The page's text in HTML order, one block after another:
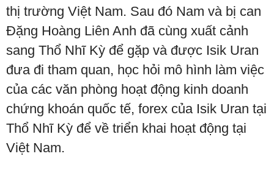
thị trường Việt Nam. Sau đó Nam và bị can
Đặng Hoàng Liên Anh đã cùng xuất cảnh
sang Thổ Nhĩ Kỳ để gặp và được Isik Uran
đưa đi tham quan, học hỏi mô hình làm việc
của các văn phòng hoạt động kinh doanh
chứng khoán quốc tế, forex của Isik Uran tại
Thổ Nhĩ Kỳ để về triển khai hoạt động tại
Việt Nam.